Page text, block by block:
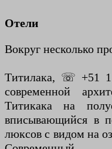
Отели
Вокруг несколько
Титилака, ☏ +51 1
современной
Титикака на
вписывающийся в
люксов с видом на